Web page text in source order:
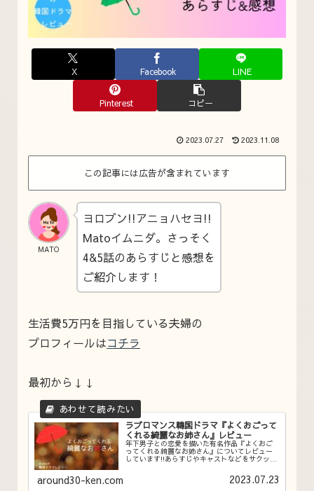
X Facebook LINE
Pinterest コピー
2023.07.27 2023.11.08
この記事には広告が含まれています
MATO
ヨロブン!!アニョハセヨ!!
Matoイムニダ。さっそく
4&5話のあらすじと感想を
ご紹介します！
生活費5万円を目指している夫婦の
プロフィールはコチラ
最初から↓↓
ラブロマンス韓国ドラマ『よくおごって
くれる綺麗なお姉さん』レビュー
年下男子との恋愛を描いた有名作品『よくおご
ってくれる綺麗なお姉さん』についてレビュー
しています!!あらすじやキャストなどをサクッと
方、韓国ドラマ初心者の方はこの記事を読ん
で、ぜひ参考にしてみてください。
around30-ken.com 2023.07.23